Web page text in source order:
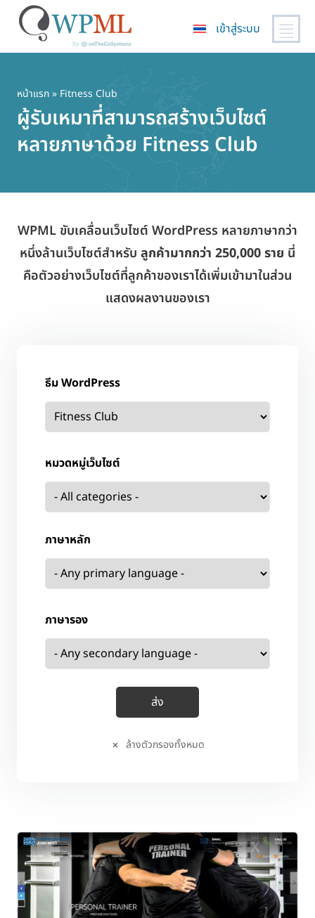
เนื้อหา
หลัก
เข้าสู่ระบบ
หน้าแรก» Fitness Club
ผู้รับเหมาที่สามารถสร้างเว็บไซต์
หลายภาษาด้วย Fitness Club
WPML ขับเคลื่อนเว็บไซต์ WordPress หลายภาษากว่า
หนึ่งล้านเว็บไซต์สำหรับ ลูกค้ามากกว่า 250,000 ราย นี่
คือตัวอย่างเว็บไซต์ที่ลูกค้าของเราได้เพิ่มเข้ามาในส่วน
แสดงผลงานของเรา
ธีม WordPress
หมวดหมู่เว็บไซต์
ภาษาหลัก
ภาษารอง
ล้างตัวกรองทั้งหมด